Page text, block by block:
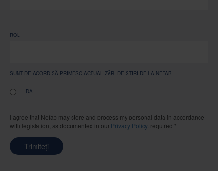
ROL
SUNT DE ACORD SĂ PRIMESC ACTUALIZĂRI DE ȘTIRI DE LA NEFAB
DA
I agree that Nefab may store and process my personal data in accordance
with legislation, as documented in our Privacy Policy. required *
Trimiteți